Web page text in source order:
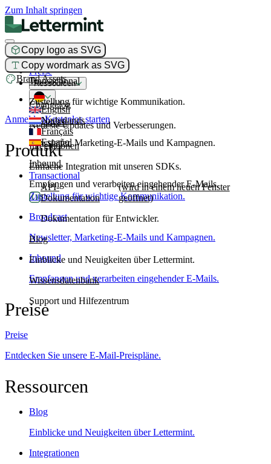
Zum Inhalt springen
Copy logo as SVG
Copy wordmark as SVG
Brand Assets
Produkt
Transactional
Zustellung für wichtige Kommunikation.
Broadcast
Newsletter, Marketing-E-Mails und Kampagnen.
Inbound
Empfangen und verarbeiten eingehender E-Mails.
Preise
Ressourcen
Changelog
Neueste Updates und Verbesserungen.
Integrationen
Einfache Integration mit unseren SDKs.
API-
Dokumentation
(wird in einem neuen Fenster
geöffnet)
Dokumentation für Entwickler.
Blog
Einblicke und Neuigkeiten über Lettermint.
Wissensdatenbank
Support und Hilfezentrum
English
Nederlands
Français
Español
AnmeldenKostenlos starten
Produkt
Transactional
Zustellung für wichtige Kommunikation.
Broadcast
Newsletter, Marketing-E-Mails und Kampagnen.
Inbound
Empfangen und verarbeiten eingehender E-Mails.
Preise
Preise
Entdecken Sie unsere E-Mail-Preispläne.
Ressourcen
Blog
Einblicke und Neuigkeiten über Lettermint.
Integrationen